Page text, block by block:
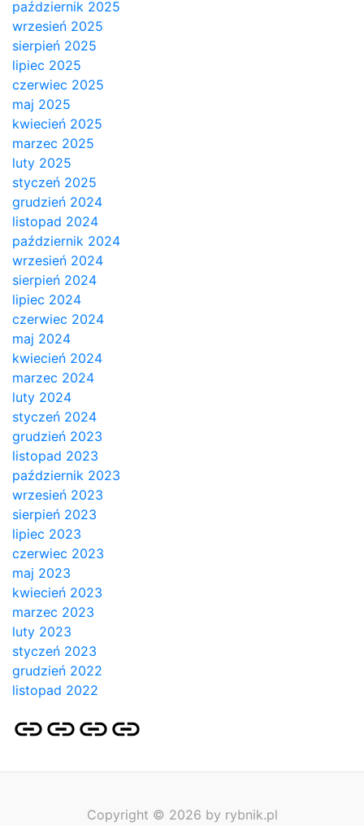
październik 2025
wrzesień 2025
sierpień 2025
lipiec 2025
czerwiec 2025
maj 2025
kwiecień 2025
marzec 2025
luty 2025
styczeń 2025
grudzień 2024
listopad 2024
październik 2024
wrzesień 2024
sierpień 2024
lipiec 2024
czerwiec 2024
maj 2024
kwiecień 2024
marzec 2024
luty 2024
styczeń 2024
grudzień 2023
listopad 2023
październik 2023
wrzesień 2023
sierpień 2023
lipiec 2023
czerwiec 2023
maj 2023
kwiecień 2023
marzec 2023
luty 2023
styczeń 2023
grudzień 2022
listopad 2022
Strona
główna
Pozycjonowanie
Stron
SKLEP
SEO
BLOG
Copyright © 2026 by rybnik.pl